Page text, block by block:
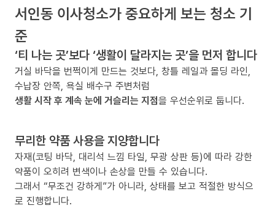
서인동 이사청소가 중요하게 보는 청소 기
준
‘티 나는 곳’보다 ‘생활이 달라지는 곳’을 먼저 합니다
거실 바닥을 번쩍이게 만드는 것보다, 창틀 레일과 몰딩 라인,
수납장 안쪽, 욕실 배수구 주변처럼
생활 시작 후 계속 눈에 거슬리는 지점을 우선순위로 둡니다.
무리한 약품 사용을 지양합니다
자재(코팅 바닥, 대리석 느낌 타일, 무광 상판 등)에 따라 강한
약품이 오히려 변색이나 손상을 만들 수 있습니다.
그래서 “무조건 강하게”가 아니라, 상태를 보고 적절한 방식으
로 진행합니다.